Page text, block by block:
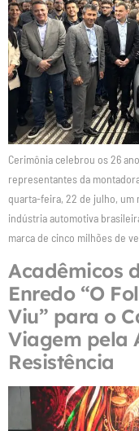
Cerimônia celebrou os 26
representantes da
quarta-feira, 22 de julho, um
indústria automotiva
marca de cinco milhões de
Acadêmicos
Enredo “O
Viu” para o
Viagem pela
Resistência